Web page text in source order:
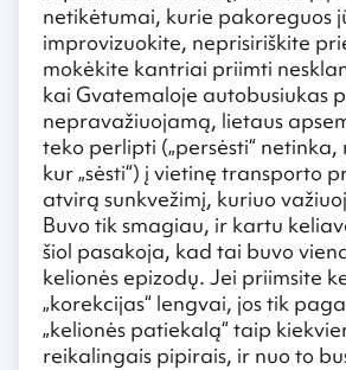
netikėtumai, kurie pakoreguos
improvizuokite, neprisiriškite
mokėkite kantriai priimti
kai Gvatemaloje autobusiukas
nepravažiuojamą, lietaus
teko perlipti („persėsti“ netinka,
kur „sėsti“) į vietinę transporto
atvirą sunkvežimį, kuriuo
Buvo tik smagiau, ir kartu
šiol pasakoja, kad tai buvo
kelionės epizodų. Jei priimsite
„korekcijas“ lengvai, jos tik
„kelionės patiekalą“ taip
reikalingais pipirais, ir nuo to